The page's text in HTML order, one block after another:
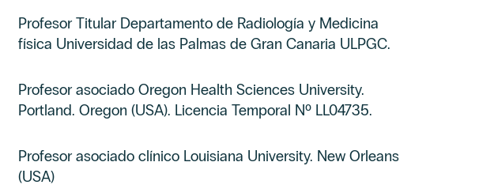
Profesor Titular Departamento de Radiología y Medicina
física Universidad de las Palmas de Gran Canaria ULPGC.
Profesor asociado Oregon Health Sciences University.
Portland. Oregon (USA). Licencia Temporal Nº LL04735.
Profesor asociado clínico Louisiana University. New Orleans
(USA)